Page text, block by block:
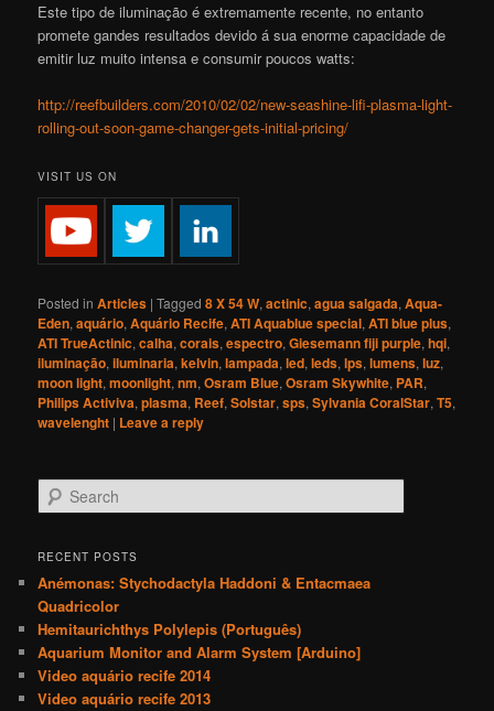
Este tipo de iluminação é extremamente recente, no entanto
promete gandes resultados devido á sua enorme capacidade de
emitir luz muito intensa e consumir poucos watts:
http://reefbuilders.com/2010/02/02/new-seashine-lifi-plasma-light-
rolling-out-soon-game-changer-gets-initial-pricing/
VISIT US ON
Posted in Articles |Tagged 8 X 54 W,actinic,agua salgada,Aqua-
Eden,aquário,Aquário Recife,ATI Aquablue special,ATI blue plus,
ATI TrueActinic,calha,corais,espectro,Giesemann fiji purple,hqi,
iluminação,iluminaria,kelvin,lampada,led,leds,lps,lumens,luz,
moon light,moonlight,nm,Osram Blue,Osram Skywhite, PAR,
Philips Activiva,plasma, Reef,Solstar,sps,Sylvania CoralStar,T5,
wavelenght | Leave a reply
e
r
h
RECENT POSTS
Anémonas: Stychodactyla Haddoni & Entacmaea
Quadricolor
Hemitaurichthys Polylepis (Português)
Aquarium Monitor and Alarm System [Arduino]
Video aquário recife 2014
Video aquário recife 2013